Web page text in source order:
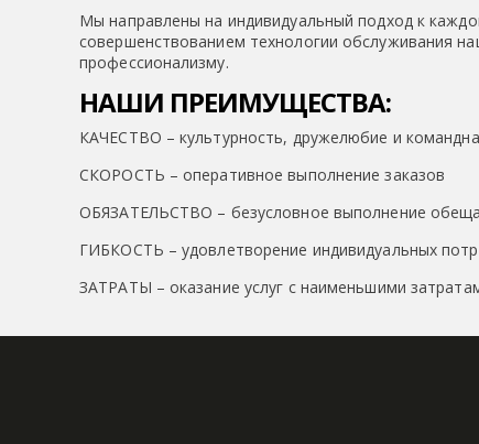
Мы направлены на индивидуальный подход к
совершенствованием технологии обслуживания
профессионализму.
НАШИ ПРЕИМУЩЕСТВА:
КАЧЕСТВО – культурность, дружелюбие и
СКОРОСТЬ – оперативное выполнение заказов
ОБЯЗАТЕЛЬСТВО – безусловное выполнение
ГИБКОСТЬ – удовлетворение индивидуальных
ЗАТРАТЫ – оказание услуг с наименьшими